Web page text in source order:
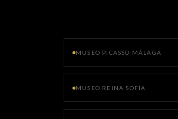
MUSEO PICASSO MÁLAGA
MUSEO REINA SOFÍA